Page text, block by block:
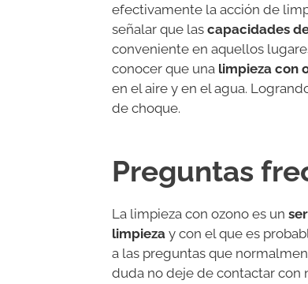
efectivamente la acción de
señalar que las capacidades
conveniente en aquellos
conocer que una limpieza con
en el aire y en el agua.
de choque.
Preguntas
La limpieza con ozono es un
limpieza y con el que es
a las preguntas que
duda no deje de contactar con